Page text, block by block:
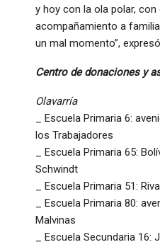
y hoy con la ola polar,
acompañamiento a
un mal momento”,
Centro de donaciones y
Olavarría
_ Escuela Primaria 6:
los Trabajadores
_ Escuela Primaria 65:
Schwindt
_ Escuela Primaria 51:
_ Escuela Primaria 80:
Malvinas
_ Escuela Secundaria 16: